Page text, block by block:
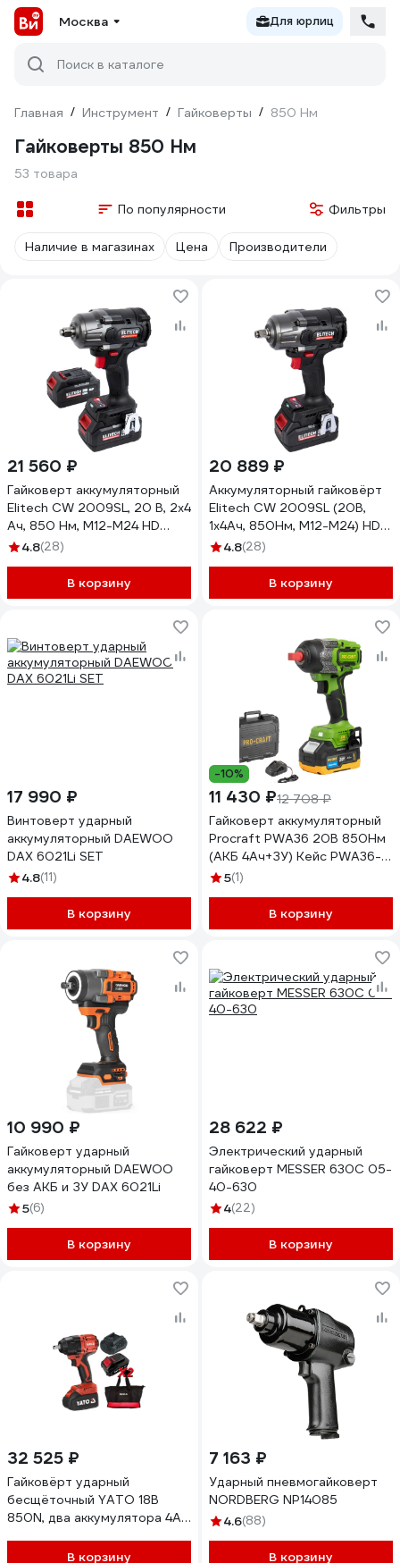
Москва Для юрлиц
Поиск в каталоге
Главная / Инструмент / Гайковерты / 850 Нм
Гайковерты 850 Нм
53 товара
По популярности Фильтры
Наличие в магазинах Цена Производители
21 560 ₽
Гайковерт аккумуляторный
Elitech CW 2009SL, 20 В, 2x4
Ач, 850 Нм, М12-М24 HD
205748
4.8(28)
В корзину
20 889 ₽
Аккумуляторный гайковёрт
Elitech CW 2009SL (20В,
1х4Ач, 850Нм, М12-М24) HD
205747
4.8(28)
В корзину
17 990 ₽
Винтоверт ударный
аккумуляторный DAEWOO
DAX 6021Li SET
4.8(11)
В корзину
-10%
11 430 ₽12 708 ₽
Гайковерт аккумуляторный
Procraft PWA36 20В 850Нм
(АКБ 4Ач+ЗУ) Кейс PWA36-
1B-C
5(1)
В корзину
10 990 ₽
Гайковерт ударный
аккумуляторный DAEWOO
без АКБ и ЗУ DAX 6021Li
5(6)
В корзину
28 622 ₽
Электрический ударный
гайковерт MESSER 630C 05-
40-630
4(22)
В корзину
32 525 ₽
Гайковёрт ударный
бесщёточный YATO 18В
850N, два аккумулятора 4AH
В корзину
7 163 ₽
Ударный пневмогайковерт
NORDBERG NP14085
4.6(88)
В корзину